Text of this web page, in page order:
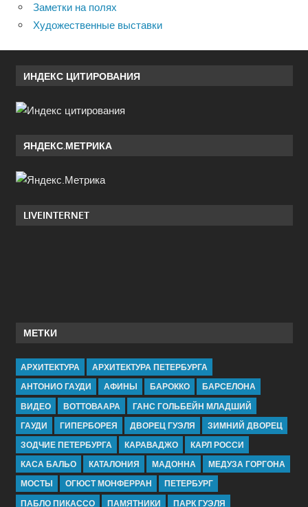
Заметки на полях
Художественные выставки
ИНДЕКС ЦИТИРОВАНИЯ
ЯНДЕКС.МЕТРИКА
LIVEINTERNET
МЕТКИ
АРХИТЕКТУРА
АРХИТЕКТУРА ПЕТЕРБУРГА
АНТОНИО ГАУДИ
АФИНЫ БАРОККО
БАРСЕЛОНА
ВИДЕО
ВОТТОВААРА
ГАНС ГОЛЬБЕЙН МЛАДШИЙ
ГАУДИ
ГИПЕРБОРЕЯ ДВОРЕЦ ГУЭЛЯ
ЗИМНИЙ ДВОРЕЦ
ЗОДЧИЕ ПЕТЕРБУРГА
КАРАВАДЖО
КАРЛ РОССИ
КАСА БАЛЬО
КАТАЛОНИЯ МАДОННА
МЕДУЗА ГОРГОНА
МОСТЫ
ОГЮСТ МОНФЕРРАН
ПЕТЕРБУРГ
ПАБЛО ПИКАССО
ПАМЯТНИКИ ПАРК ГУЭЛЯ